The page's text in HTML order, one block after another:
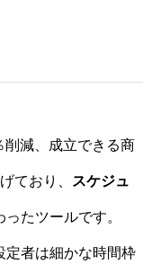
削減、成立できる商
ており、 スケジュ
たツールです。
定者は細かな時間枠